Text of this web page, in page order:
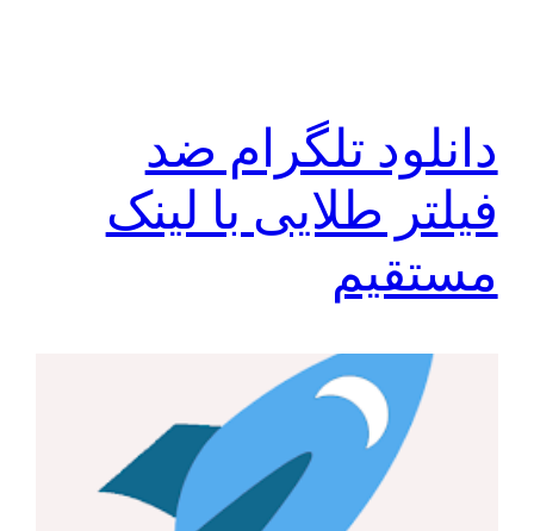
دانلود تلگرام ضد
فیلتر طلایی با لینک
مستقیم